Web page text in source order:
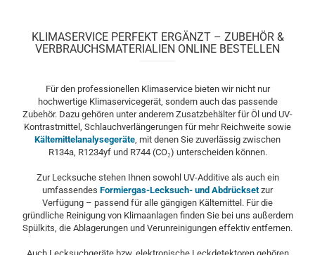
KLIMASERVICE PERFEKT ERGÄNZT – ZUBEHÖR &
VERBRAUCHSMATERIALIEN ONLINE BESTELLEN
Für den professionellen Klimaservice bieten wir nicht nur
hochwertige Klimaservicegerät, sondern auch das passende
Zubehör. Dazu gehören unter anderem Zusatzbehälter für Öl und UV-
Kontrastmittel, Schlauchverlängerungen für mehr Reichweite sowie
Kältemittelanalysegeräte, mit denen Sie zuverlässig zwischen
R134a, R1234yf und R744 (CO₂) unterscheiden können.
Zur Lecksuche stehen Ihnen sowohl UV-Additive als auch ein
umfassendes Formiergas-Lecksuch- und Abdrücksetzur
Verfügung – passend für alle gängigen Kältemittel. Für die
gründliche Reinigung von Klimaanlagen finden Sie bei uns außerdem
Spülkits, die Ablagerungen und Verunreinigungen effektiv entfernen.